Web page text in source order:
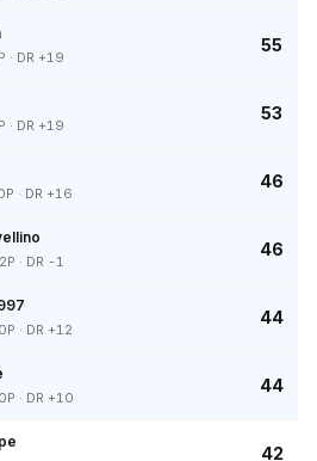
· DR +19
55
· DR +19
53
· DR +16
46
· DR -1
46
· DR +12
44
· DR +10
44
42